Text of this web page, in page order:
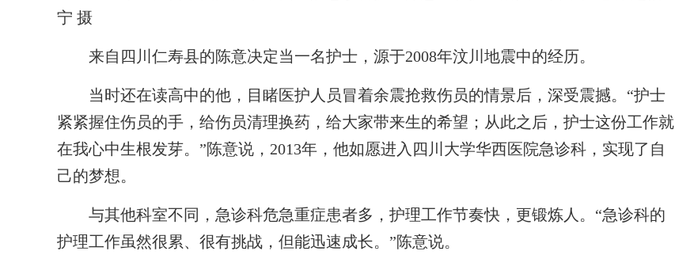
宁 摄
来自四川仁寿县的陈意决定当一名护士，源于2008年汶川地震中的经历。
当时还在读高中的他，目睹医护人员冒着余震抢救伤员的情景后，深受震撼。“护士
紧紧握住伤员的手，给伤员清理换药，给大家带来生的希望；从此之后，护士这份工作就
在我心中生根发芽。”陈意说，2013年，他如愿进入四川大学华西医院急诊科，实现了自
己的梦想。
与其他科室不同，急诊科危急重症患者多，护理工作节奏快，更锻炼人。“急诊科的
护理工作虽然很累、很有挑战，但能迅速成长。”陈意说。